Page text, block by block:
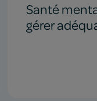
Santé
gérer